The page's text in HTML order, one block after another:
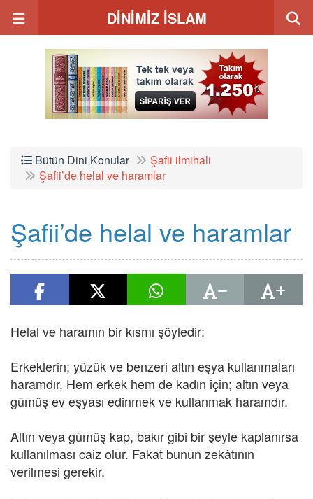
DİNİMİZ İSLAM
Bütün Dini Konular
Şafii ilmihali
Şafii’de helal ve haramlar
Şafii’de helal ve haramlar
Helal ve haramın bir kısmı şöyledir:
Erkeklerin; yüzük ve benzeri altın eşya kullanmaları
haramdır. Hem erkek hem de kadın için; altın veya
gümüş ev eşyası edinmek ve kullanmak haramdır.
Altın veya gümüş kap, bakır gibi bir şeyle kaplanırsa
kullanılması caiz olur. Fakat bunun zekâtının
verilmesi gerekir.